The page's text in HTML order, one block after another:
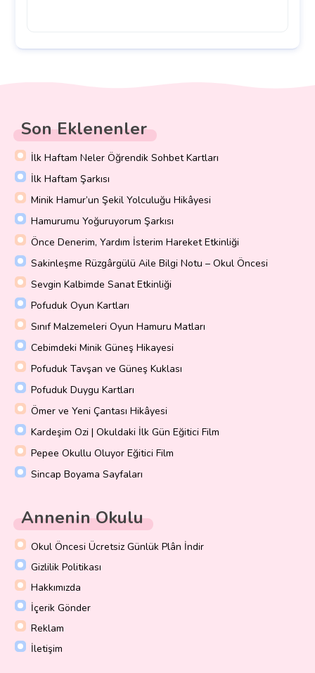
Son Eklenenler
İlk Haftam Neler Öğrendik Sohbet Kartları
İlk Haftam Şarkısı
Minik Hamur’un Şekil Yolculuğu Hikâyesi
Hamurumu Yoğuruyorum Şarkısı
Önce Denerim, Yardım İsterim Hareket Etkinliği
Sakinleşme Rüzgârgülü Aile Bilgi Notu – Okul Öncesi
Sevgin Kalbimde Sanat Etkinliği
Pofuduk Oyun Kartları
Sınıf Malzemeleri Oyun Hamuru Matları
Cebimdeki Minik Güneş Hikayesi
Pofuduk Tavşan ve Güneş Kuklası
Pofuduk Duygu Kartları
Ömer ve Yeni Çantası Hikâyesi
Kardeşim Ozi | Okuldaki İlk Gün Eğitici Film
Pepee Okullu Oluyor Eğitici Film
Sincap Boyama Sayfaları
Annenin Okulu
Okul Öncesi Ücretsiz Günlük Plân İndir
Gizlilik Politikası
Hakkımızda
İçerik Gönder
Reklam
İletişim